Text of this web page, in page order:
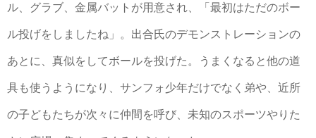
ル、グラブ、金属バットが用意され、「最初はただのボー
ル投げをしましたね」。出合氏のデモンストレーションの
あとに、真似をしてボールを投げた。うまくなると他の道
具も使うようになり、サンフォ少年だけでなく弟や、近所
の子どもたちが次々に仲間を呼び、未知のスポーツやりた